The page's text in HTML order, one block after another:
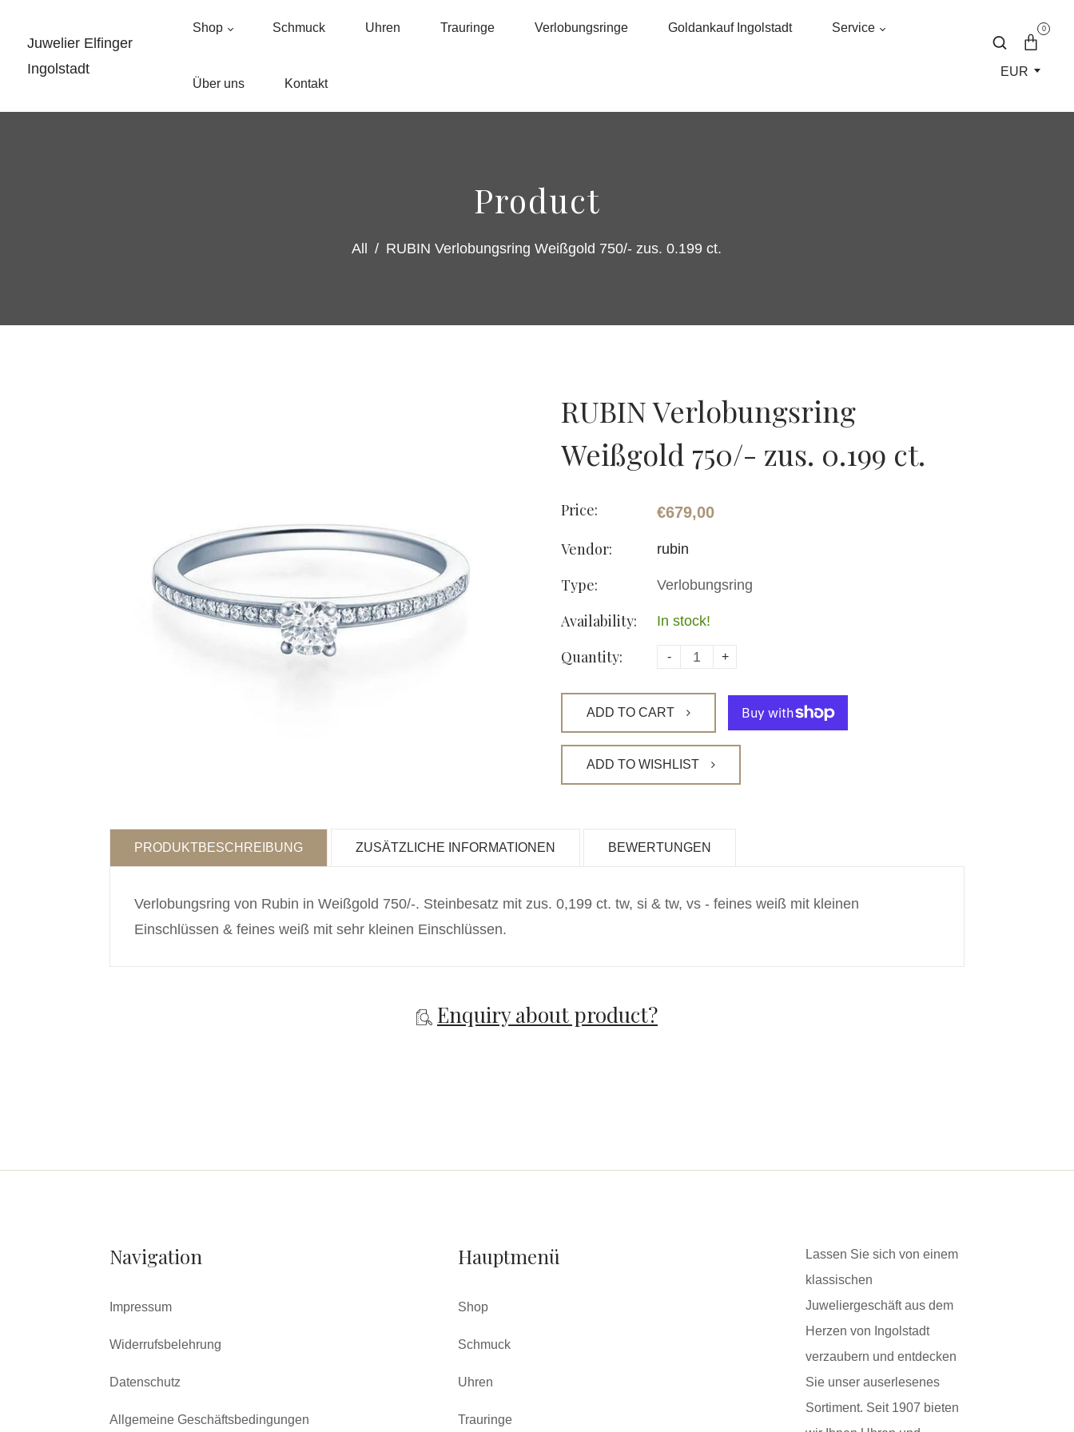
Juwelier Elfinger
Ingolstadt
Shop Schmuck Uhren Trauringe Verlobungsringe Goldankauf Ingolstadt Service
Über uns Kontakt
0
EUR
Product
All / RUBIN Verlobungsring Weißgold 750/- zus. 0.199 ct.
RUBIN Verlobungsring
Weißgold 750/- zus. 0.199 ct.
Price: €679,00
Vendor: rubin
Type: Verlobungsring
Availability: In stock!
Quantity: - +
ADD TO CART
ADD TO WISHLIST
PRODUKTBESCHREIBUNG ZUSÄTZLICHE INFORMATIONEN BEWERTUNGEN
Verlobungsring von Rubin in Weißgold 750/-. Steinbesatz mit zus. 0,199 ct. tw, si & tw, vs - feines weiß mit kleinen
Einschlüssen & feines weiß mit sehr kleinen Einschlüssen.
Enquiry about product?
Navigation
Impressum
Widerrufsbelehrung
Datenschutz
Allgemeine Geschäftsbedingungen
Hauptmenü
Shop
Schmuck
Uhren
Trauringe
Lassen Sie sich von einem
klassischen
Juweliergeschäft aus dem
Herzen von Ingolstadt
verzaubern und entdecken
Sie unser auserlesenes
Sortiment. Seit 1907 bieten